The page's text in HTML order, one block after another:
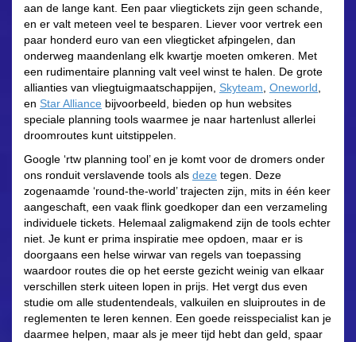
aan de lange kant. Een paar vliegtickets zijn geen schande,
en er valt meteen veel te besparen. Liever voor vertrek een
paar honderd euro van een vliegticket afpingelen, dan
onderweg maandenlang elk kwartje moeten omkeren. Met
een rudimentaire planning valt veel winst te halen. De grote
allianties van vliegtuigmaatschappijen, Skyteam Oneworld
en Star Alliance bijvoorbeeld, bieden op hun websites
speciale planning tools waarmee je naar hartenlust allerlei
droomroutes kunt uitstippelen.
Google ‘rtw planning tool’ en je komt voor de dromers onder
ons ronduit verslavende tools als deze tegen. Deze
zogenaamde ‘round-the-world’ trajecten zijn, mits in één keer
aangeschaft, een vaak flink goedkoper dan een verzameling
individuele tickets. Helemaal zaligmakend zijn de tools echter
niet. Je kunt er prima inspiratie mee opdoen, maar er is
doorgaans een helse wirwar van regels van toepassing
waardoor routes die op het eerste gezicht weinig van elkaar
verschillen sterk uiteen lopen in prijs. Het vergt dus even
studie om alle studentendeals, valkuilen en sluiproutes in de
reglementen te leren kennen. Een goede reisspecialist kan je
daarmee helpen, maar als je meer tijd hebt dan geld, spaar